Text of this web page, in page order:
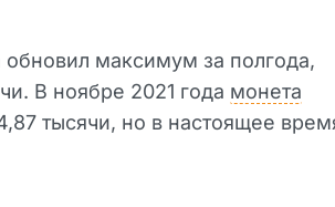
максимум за полгода,
В ноябре 2021 года монета
тысячи, но в настоящее